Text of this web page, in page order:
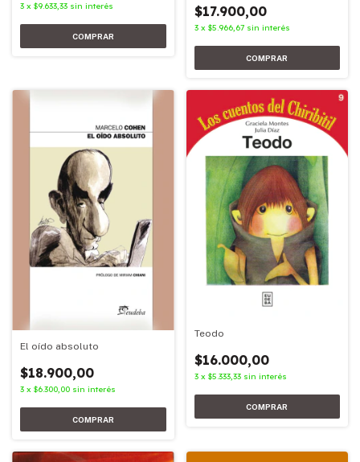
3 x $9.633,33 sin interés $17.900,00
3 x $5.966,67 sin interés
El oído absoluto
$18.900,00
3 x $6.300,00 sin interés
Teodo
$16.000,00
3 x $5.333,33 sin interés